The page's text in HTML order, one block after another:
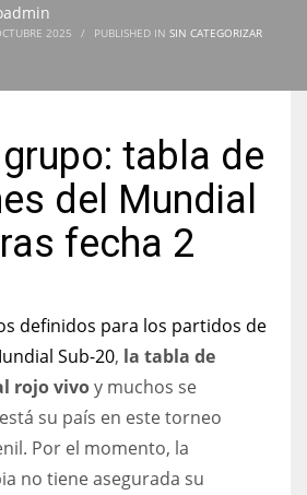
2025 / PUBLISHED IN SIN CATEGORIZAR
tabla de
del Mundial
fecha 2
definidos para los partidos de
Sub-20, la tabla de
rojo vivoy muchos se
su país en este torneo
Por el momento, la
no tiene asegurada su